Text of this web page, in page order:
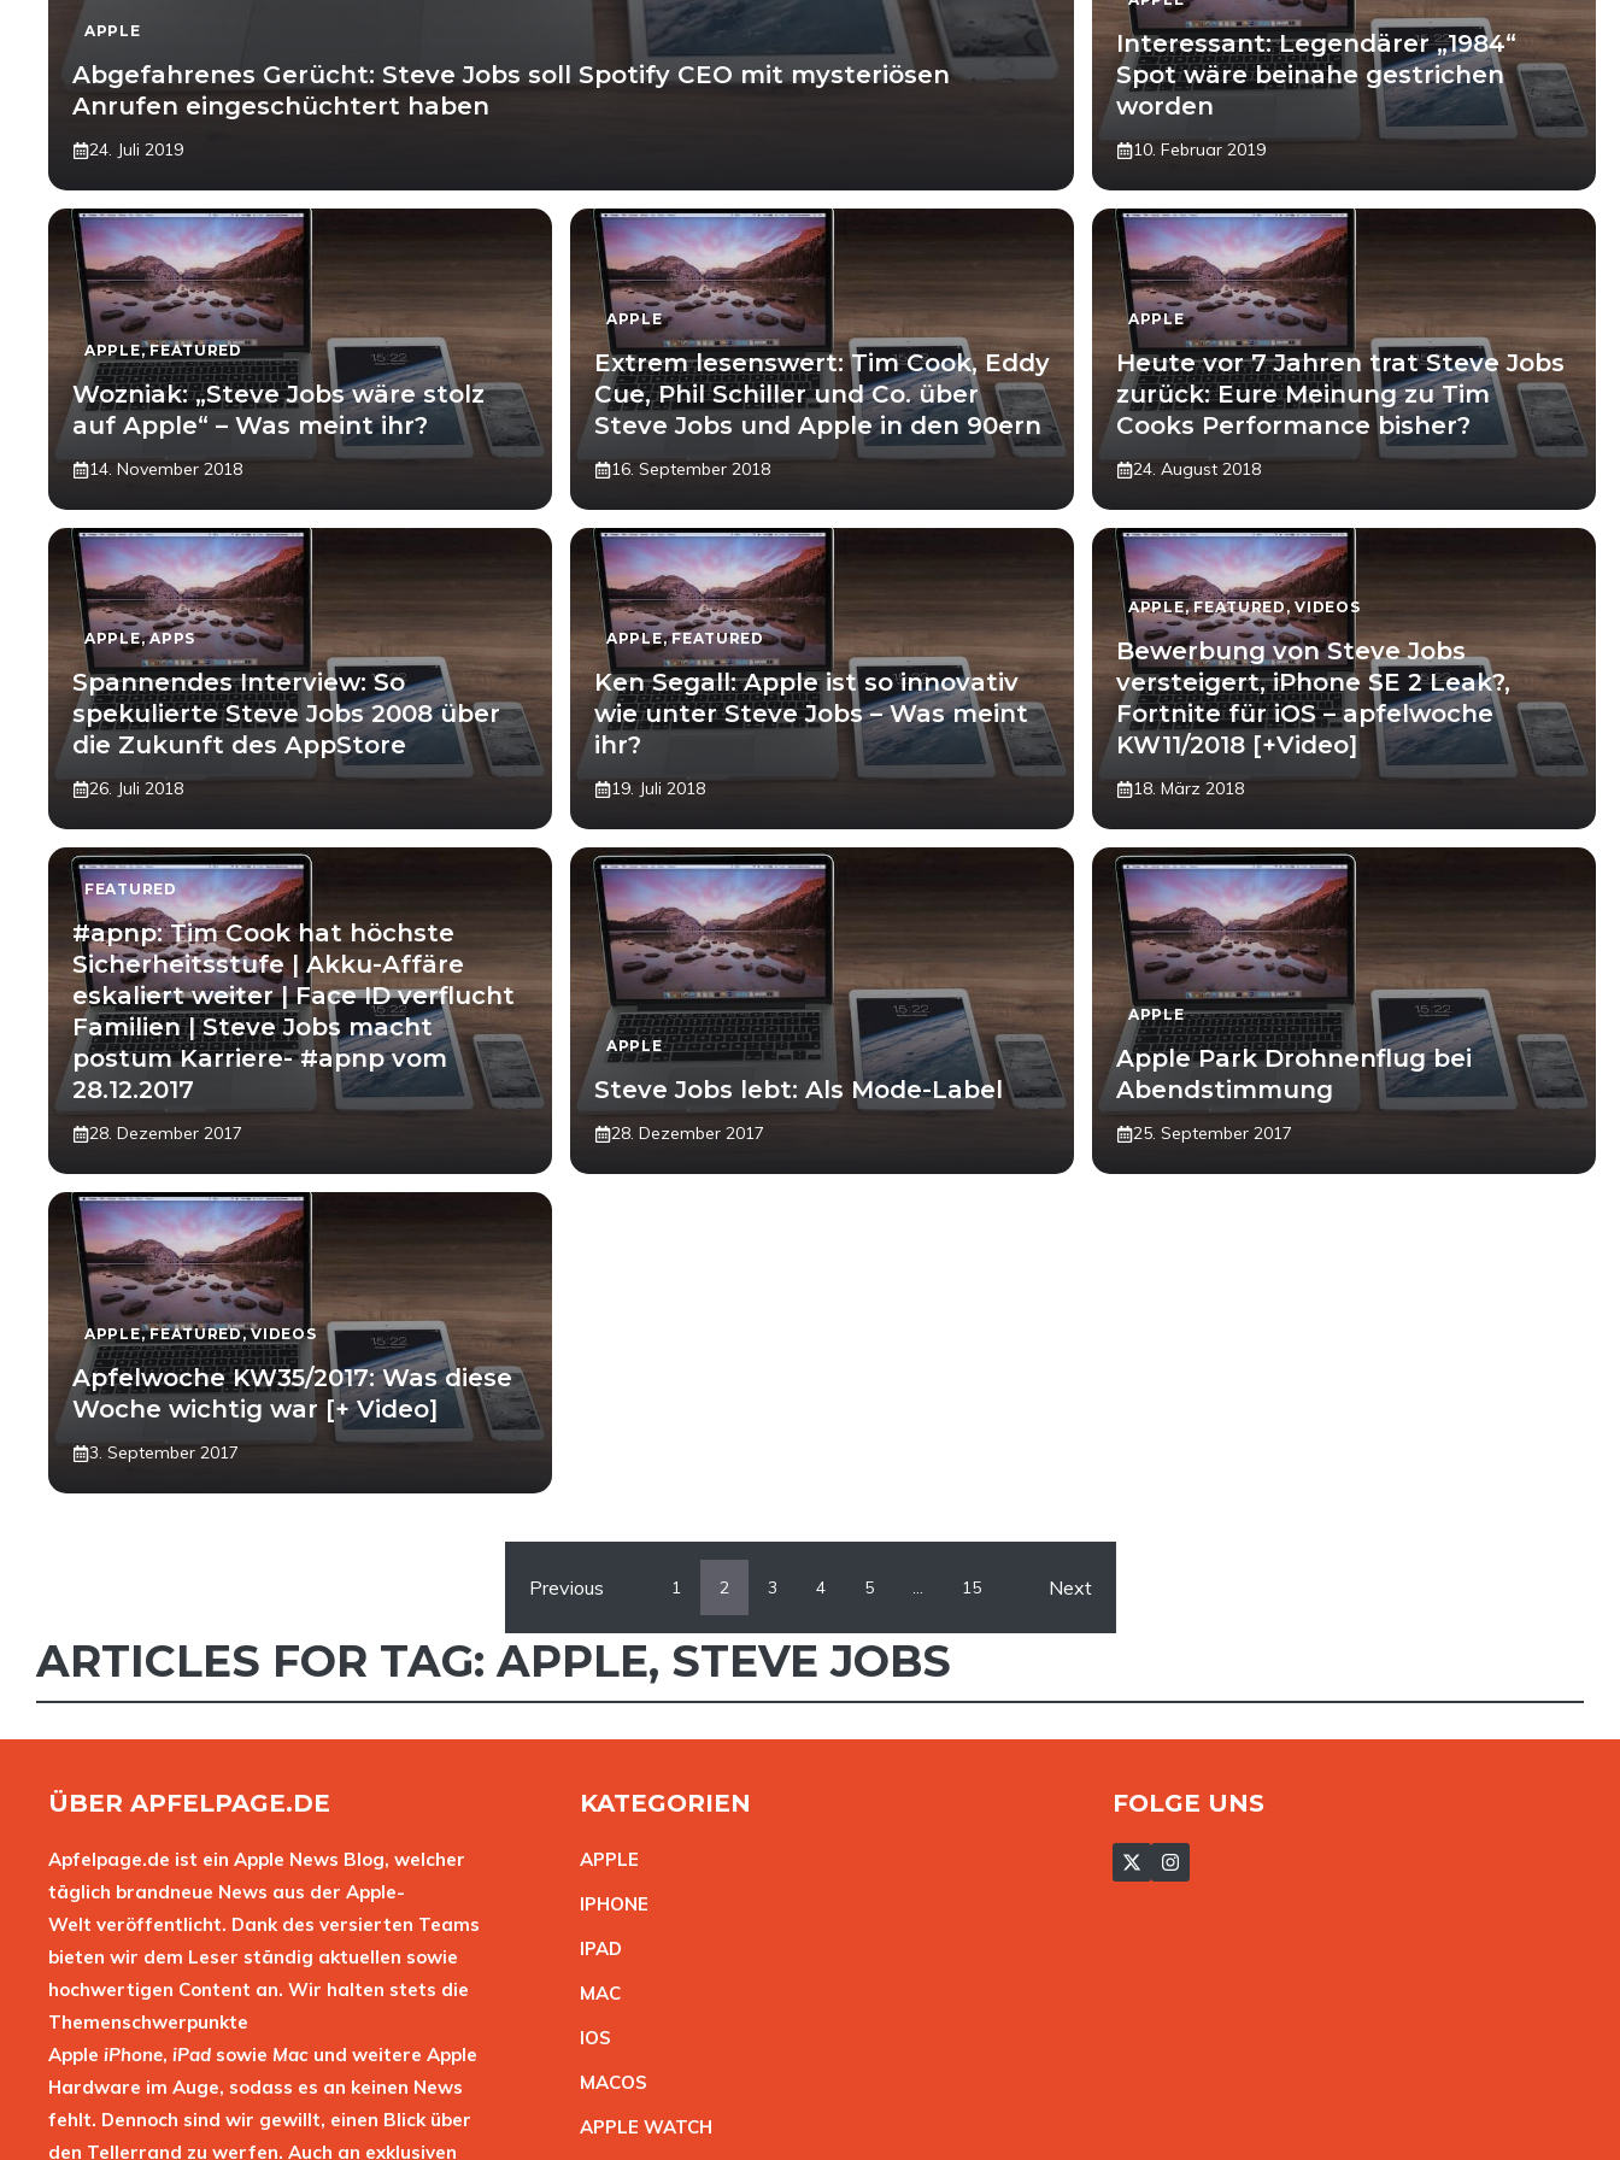
APPLE
Abgefahrenes Gerücht: Steve Jobs soll Spotify CEO mit mysteriösen
Anrufen eingeschüchtert haben
24. Juli 2019
Interessant: Legendärer „1984“
Spot wäre beinahe gestrichen
worden
10. Februar 2019
APPLE,FEATURED
Wozniak: „Steve Jobs wäre stolz
auf Apple“ – Was meint ihr?
14. November 2018
APPLE
Extrem lesenswert: Tim Cook, Eddy
Cue, Phil Schiller und Co. über
Steve Jobs und Apple in den 90ern
16. September 2018
APPLE
Heute vor 7 Jahren trat Steve Jobs
zurück: Eure Meinung zu Tim
Cooks Performance bisher?
24. August 2018
APPLE,APPS
Spannendes Interview: So
spekulierte Steve Jobs 2008 über
die Zukunft des AppStore
26. Juli 2018
APPLE,FEATURED
Ken Segall: Apple ist so innovativ
wie unter Steve Jobs – Was meint
ihr?
19. Juli 2018
APPLE,FEATURED,VIDEOS
Bewerbung von Steve Jobs
versteigert, iPhone SE 2 Leak?,
Fortnite für iOS – apfelwoche
KW11/2018 [+Video]
18. März 2018
FEATURED
#apnp: Tim Cook hat höchste
Sicherheitsstufe | Akku-Affäre
eskaliert weiter | Face ID verflucht
Familien | Steve Jobs macht
postum Karriere- #apnp vom
28.12.2017
28. Dezember 2017
APPLE
Steve Jobs lebt: Als Mode-Label
28. Dezember 2017
APPLE
Apple Park Drohnenflug bei
Abendstimmung
25. September 2017
APPLE,FEATURED,VIDEOS
Apfelwoche KW35/2017: Was diese
Woche wichtig war [+ Video]
3. September 2017
Previous 1 2 3 4 5 … 15 Next
ARTICLES FOR TAG:APPLE, STEVE JOBS
ÜBER APFELPAGE.DE
Apfelpage.de ist ein Apple News Blog, welcher
täglich brandneue News aus der Apple-
Welt veröffentlicht. Dank des versierten Teams
bieten wir dem Leser ständig aktuellen sowie
hochwertigen Content an. Wir halten stets die
Themenschwerpunkte
Apple iPhone, iPad sowie Mac und weitere Apple
Hardware im Auge, sodass es an keinen News
fehlt. Dennoch sind wir gewillt, einen Blick über
den Tellerrand zu werfen. Auch an exklusiven
KATEGORIEN
APPLE
IPHONE
IPAD
MAC
IOS
MACOS
APPLE WATCH
FOLGE UNS